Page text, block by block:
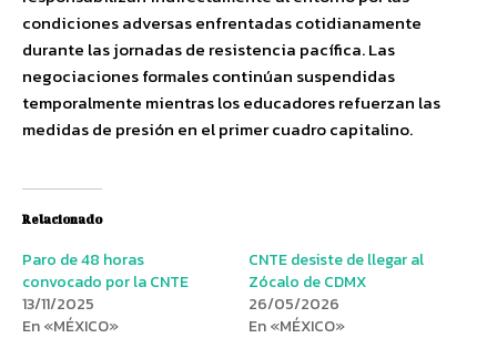
condiciones adversas enfrentadas cotidianamente
durante las jornadas de resistencia pacífica. Las
negociaciones formales continúan suspendidas
temporalmente mientras los educadores refuerzan las
medidas de presión en el primer cuadro capitalino.
Relacionado
Paro de 48 horas
convocado por la CNTE
13/11/2025
En «MÉXICO»
CNTE desiste de llegar al
Zócalo de CDMX
26/05/2026
En «MÉXICO»